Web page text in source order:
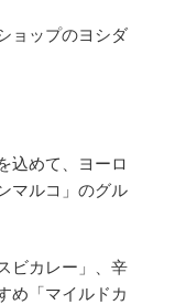
ョップのヨシダ
込めて、ヨーロ
マルコ」のグル
ビカレー」、辛
め「マイルドカ